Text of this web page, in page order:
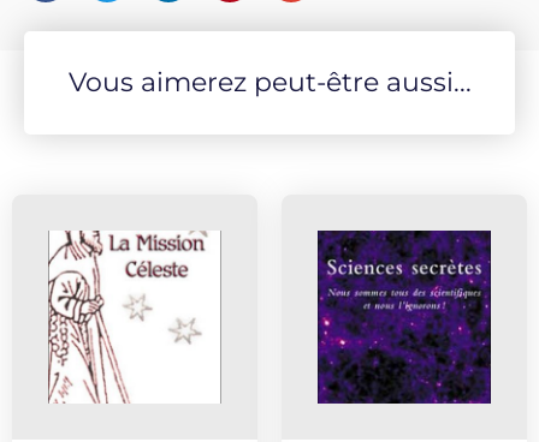
Vous aimerez peut-être aussi...